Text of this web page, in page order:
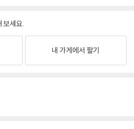
보세요.
내 가게에서 팔기